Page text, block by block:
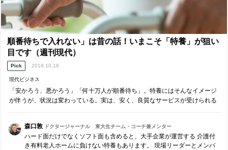
順番待ちで入れない」は昔の話！いまこそ「特養」が狙い
目です（週刊現代）
Pick 2018.10.19
現代ビジネス
「安かろう、悪かろう」「何十万人が順番待ち」。特養にはそんなイメージ
が伴うが、状況は変わっている。実は、安く、良質なサービスが受けられる
森口敦 ドクタージャーナル 東大生チーム・コーチ兼メンター
ハード面だけでなくソフト面も含めると、大手企業が運営する 介護付
き有料老人ホームに負けない特養もあります。 現場リーダーとメンバ